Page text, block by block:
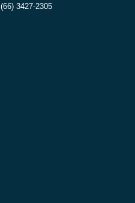
(66) 3427-2305